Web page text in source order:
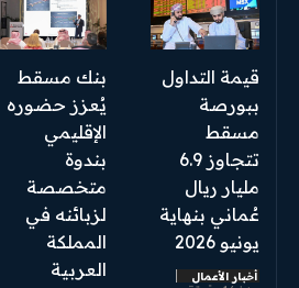
قيمة التداول
ببورصة
مسقط
تتجاوز 6.9
مليار ريال
عُماني بنهاية
يونيو 2026
أخبار الأعمال
بنك مسقط
يُعزز حضوره
الإقليمي
بندوة
متخصصة
لزبائنه في
المملكة
العربية